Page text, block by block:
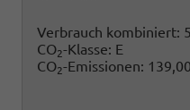
Verbrauch kombiniert:
CO2-Klasse: E
CO2-Emissionen: